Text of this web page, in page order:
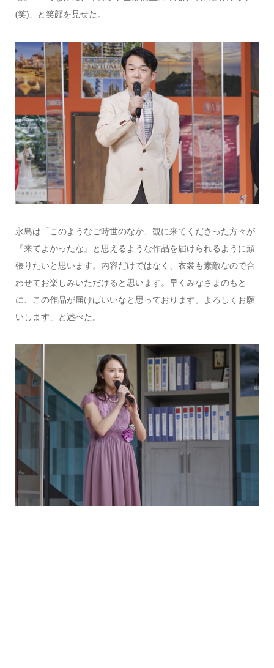
(笑)」と笑顔を見せた。
永島は「このようなご時世のなか、観に来てくださった方々が
『来てよかったな』と思えるような作品を届けられるように頑
張りたいと思います。内容だけではなく、衣裳も素敵なので合
わせてお楽しみいただけると思います。早くみなさまのもと
に、この作品が届けばいいなと思っております。よろしくお願
いします」と述べた。